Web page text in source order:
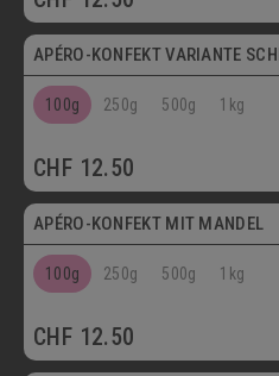
APÉRO-KONFEKT VARIANTE
100g 250g 500g 1kg
CHF 12.50
Vegetarisch
APÉRO-KONFEKT MIT MANDEL
100g 250g 500g 1kg
CHF 12.50
Vegetarisch